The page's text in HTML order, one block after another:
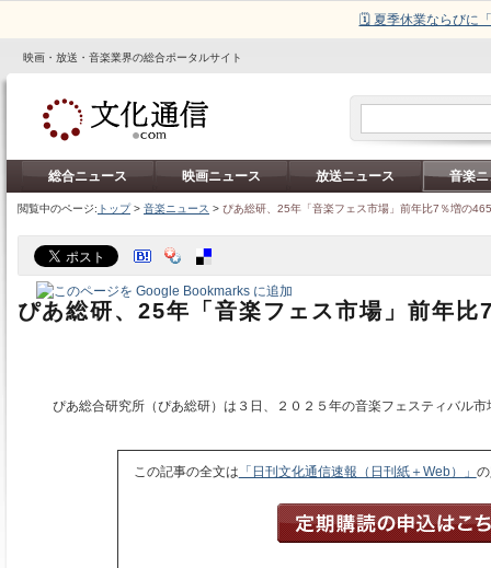
🗓️ 夏季休業ならびに
映画・放送・音楽業界の総合ポータルサイト
総合ニュース 映画ニュース 放送ニュース 音楽
閲覧中のページ: トップ> 音楽ニュース > ぴあ総研、25年「音楽フェス市場」前年比7％増の
ぴあ総研、25年「音楽フェス市場」前年比
ぴあ総合研究所（ぴあ総研）は３日、２０２５年の音楽フェスティバル
この記事の全文は 「日刊文化通信速報（日刊紙＋Web）」